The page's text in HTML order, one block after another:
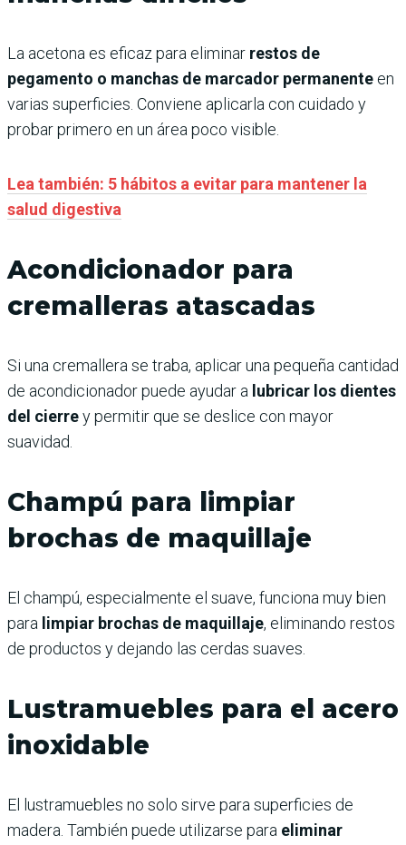
La acetona es eficaz para eliminar restos de
pegamento o manchas de marcador permanente en
varias superficies. Conviene aplicarla con cuidado y
probar primero en un área poco visible.
Lea también: 5 hábitos a evitar para mantener la
salud digestiva
Acondicionador para
cremalleras atascadas
Si una cremallera se traba, aplicar una pequeña cantidad
de acondicionador puede ayudar a lubricar los dientes
del cierrey permitir que se deslice con mayor
suavidad.
Champú para limpiar
brochas de maquillaje
El champú, especialmente el suave, funciona muy bien
para limpiar brochas de maquillaje, eliminando restos
de productos y dejando las cerdas suaves.
Lustramuebles para el acero
inoxidable
El lustramuebles no solo sirve para superficies de
madera. También puede utilizarse para eliminar